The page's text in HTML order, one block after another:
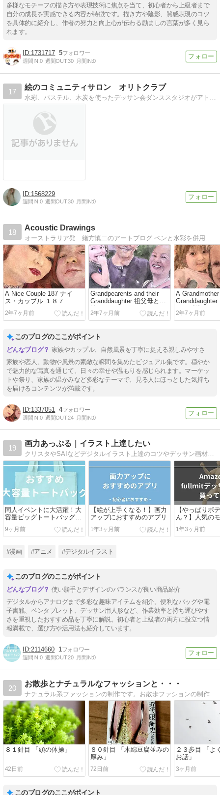
多様なモチーフの描き方や表現技術に焦点を当て、初心者から上級者まで
自分の成長を実感できる内容が特徴です。描き方や陰影、質感表現のコツ
を具体的に紹介し、作者の努力と向上心が伝わる励ましの言葉が多く見ら
れます。
1731717 5
週間IN:0 週間OUT:30 月間IN:0
17
絵のコミュニティサロン オリトクラブ
1568229
週間IN:0 週間OUT:30 月間IN:0
18
Acoustic Drawings
A Nice Couple 187 ナイ
ス・カップル １８７
2年7ヶ月前
Grandpearents and their
Granddaughter 祖父母と孫
娘
2年7ヶ月前
A
Granddaughter
んと孫娘
2年7ヶ月前
このブログのここがポイント
家族やカップル、自然風景を丁寧に捉える親しみやすさ
家族や恋人、動物や風景の素敵な瞬間を集めたビジュアル集です。穏やか
で魅力的な写真を通じて、日々の幸せや温もりを感じられます。マーケッ
トや祭り、家族の温かみなど多彩なテーマで、見る人にほっとした気持ち
を届けるコンテンツが満載です。
1337051 4
週間IN:0 週間OUT:24 月間IN:0
19
画力あっぷる｜イラスト上達したい
クリスタやSAIなどデジタルイラスト上達のコツやデッサン画材など紹介しています
同人イベントに大活躍！大
容量ビッグトートバッグお
すすめ5選
9ヶ月前
【絵が上手くなる！】画力
アップにおすすめのアプリ
1年3ヶ月前
【やっぱりボ
ん？】人気の
どれ？Amazon
Minzramd（現
1年3ヶ月前
#漫画 #アニメ #デジタルイラスト
このブログのここがポイント
使い勝手とデザインのバランスが良い商品紹介
デジタルからアナログまで多彩な趣味アイテムを紹介。便利なバッグや電
子書籍、ペンタブレット、デッサン用人形など、作業効率と持ち運びやす
さを重視したおすすめ品を丁寧に解説。初心者と上級者の両方に役立つ情
報満載で、選び方や活用法も紹介しています。
2114660 1
週間IN:0 週間OUT:20 月間IN:0
20
お散歩とナチュラルなフャッションと・・・
ナチュラル系ファッションの制作です。お散歩ファションの制作と街で出会った人や物や空気感を書き込みます。
８１針目 「頭の体操」
42日前
８０針目 「木綿豆腐並みの
厚み」
72日前
２３歩目 「よ
お話」
3ヶ月前
このブログのここがポイント